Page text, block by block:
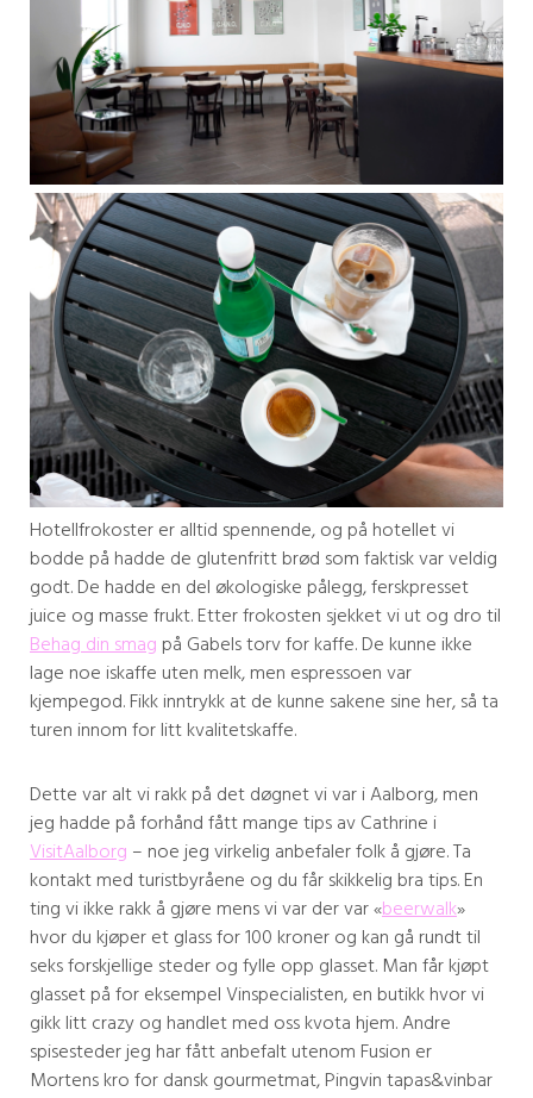
Hotellfrokoster er alltid spennende, og på hotellet vi
bodde på hadde de glutenfritt brød som faktisk var veldig
godt. De hadde en del økologiske pålegg, ferskpresset
juice og masse frukt. Etter frokosten sjekket vi ut og dro til
Behag din smag på Gabels torv for kaffe. De kunne ikke
lage noe iskaffe uten melk, men espressoen var
kjempegod. Fikk inntrykk at de kunne sakene sine her, så ta
turen innom for litt kvalitetskaffe.
Dette var alt vi rakk på det døgnet vi var i Aalborg, men
jeg hadde på forhånd fått mange tips av Cathrine i
VisitAalborg – noe jeg virkelig anbefaler folk å gjøre. Ta
kontakt med turistbyråene og du får skikkelig bra tips. En
ting vi ikke rakk å gjøre mens vi var der var «beerwalk»
hvor du kjøper et glass for 100 kroner og kan gå rundt til
seks forskjellige steder og fylle opp glasset. Man får kjøpt
glasset på for eksempel Vinspecialisten, en butikk hvor vi
gikk litt crazy og handlet med oss kvota hjem. Andre
spisesteder jeg har fått anbefalt utenom Fusion er
Mortens kro for dansk gourmetmat, Pingvin tapas&vinbar